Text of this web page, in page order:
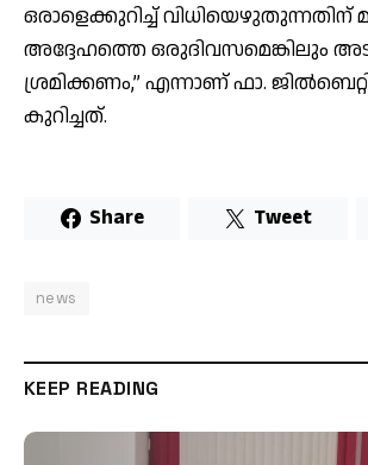
ഒരാളെക്കുറിച്ച് വിധിയെഴുതുന്നതിന്
അദ്ദേഹത്തെ ഒരുദിവസമെങ്കിലും
ശ്രമിക്കണം,” എന്നാണ് ഫാ.
കുറിച്ചത്.
Share Tweet
news
KEEP READING